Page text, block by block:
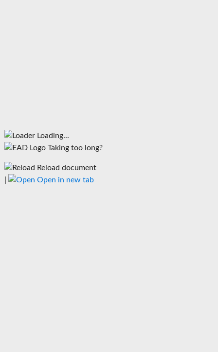
Loading...
Taking too long?
Reload document
Open in new tab